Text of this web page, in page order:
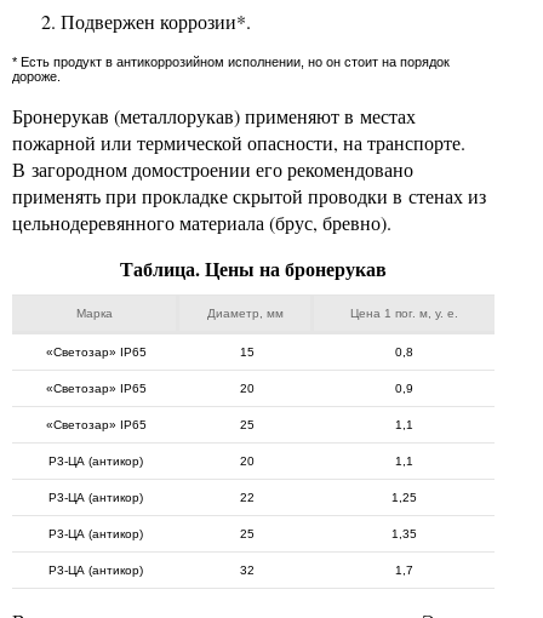
Подвержен коррозии*.
* Есть продукт в антикоррозийном исполнении, но он стоит на порядок
дороже.
Бронерукав (металлорукав) применяют в местах
пожарной или термической опасности, на транспорте.
В загородном домостроении его рекомендовано
применять при прокладке скрытой проводки в стенах из
цельнодеревянного материала (брус, бревно).
Таблица. Цены на бронерукав
Марка Диаметр, мм Цена 1 пог. м, у. е.
«Светозар» IP65 15 0,8
«Светозар» IP65 20 0,9
«Светозар» IP65 25 1,1
Р3-ЦА (антикор) 20 1,1
Р3-ЦА (антикор) 22 1,25
Р3-ЦА (антикор) 25 1,35
Р3-ЦА (антикор) 32 1,7